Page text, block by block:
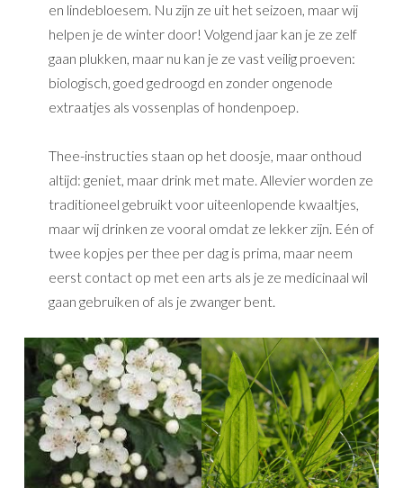
en lindebloesem. Nu zijn ze uit het seizoen, maar wij
helpen je de winter door! Volgend jaar kan je ze zelf
gaan plukken, maar nu kan je ze vast veilig proeven:
biologisch, goed gedroogd en zonder ongenode
extraatjes als vossenplas of hondenpoep.
Thee-instructies staan op het doosje, maar onthoud
altijd: geniet, maar drink met mate. Allevier worden ze
traditioneel gebruikt voor uiteenlopende kwaaltjes,
maar wij drinken ze vooral omdat ze lekker zijn. Eén of
twee kopjes per thee per dag is prima, maar neem
eerst contact op met een arts als je ze medicinaal wil
gaan gebruiken of als je zwanger bent.